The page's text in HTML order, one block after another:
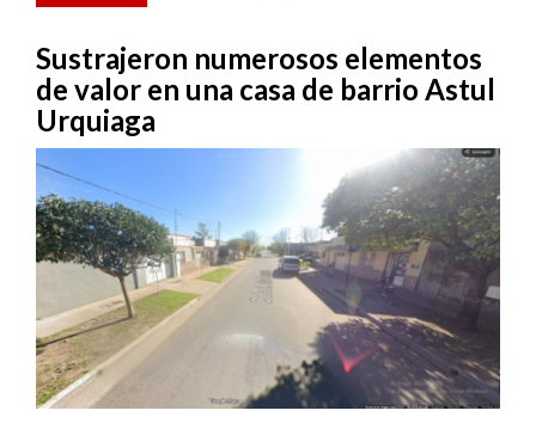
Sustrajeron numerosos elementos
de valor en una casa de barrio Astul
Urquiaga